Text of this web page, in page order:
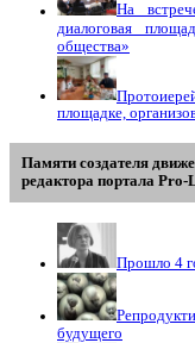
На
диалоговая
общества»
площадке,
Памяти создателя
редактора портала
Прошло 4
будущего